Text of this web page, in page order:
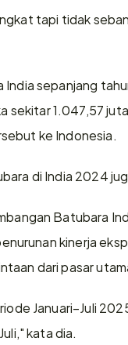
tapi tidak
sepanjang
1.047,57
ke Indonesia.
di India 2024
Batubara
kinerja
dari pasar
Januari–Juli
kata dia.